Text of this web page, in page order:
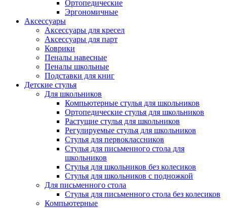
Ортопедические
Эргономичные
Аксессуары
Аксессуары для кресел
Аксессуары для парт
Коврики
Пеналы навесные
Пеналы школьные
Подставки для книг
Детские стулья
Для школьников
Компьютерные стулья для школьников
Ортопедические стулья для школьников
Растущие стулья для школьников
Регулируемые стулья для школьников
Стулья для первоклассников
Стулья для письменного стола для
школьников
Стулья для школьников без колесиков
Стулья для школьников с подножкой
Для письменного стола
Стулья для письменного стола без колесиков
Компьютерные